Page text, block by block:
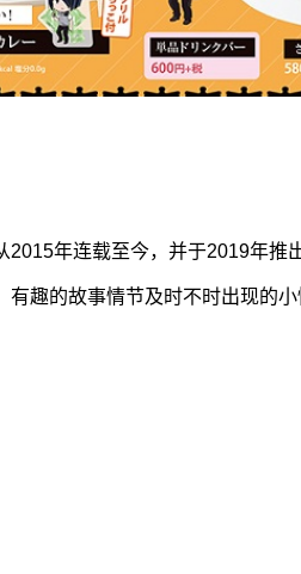
2015年连载至今，并于2019年推
趣的故事情节及时不时出现的